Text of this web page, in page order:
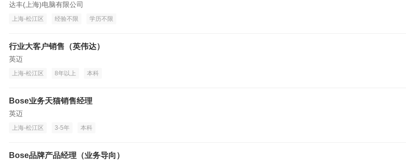
达丰(上海)电脑有限公司
上海-松江区 经验不限 学历不限
行业大客户销售（英伟达）
英迈
上海-松江区 8年以上 本科
Bose业务天猫销售经理
英迈
上海-松江区 3-5年 本科
Bose品牌产品经理（业务导向）